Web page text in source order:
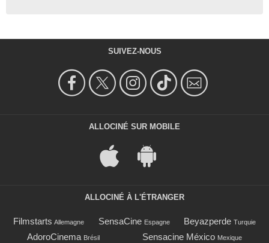
SUIVEZ-NOUS
ALLOCINÉ SUR MOBILE
ALLOCINÉ À L'ÉTRANGER
Filmstarts Allemagne SensaCine Espagne Beyazperde Turquie
AdoroCinema Brésil Sensacine México Mexique